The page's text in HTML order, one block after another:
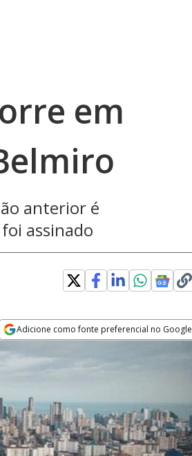
em
anterior é
assinado
Adicione como fonte preferencial no Google
Opens in new window